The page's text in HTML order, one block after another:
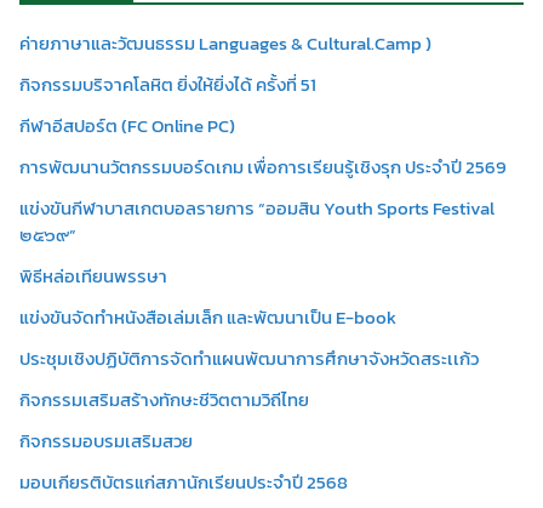
ค่ายภาษาและวัฒนธรรม Languages & Cultural.Camp )
กิจกรรมบริจาคโลหิต ยิ่งให้ยิ่งได้ ครั้งที่ 51
กีฬาอีสปอร์ต (FC Online PC)
การพัฒนานวัตกรรมบอร์ดเกม เพื่อการเรียนรู้เชิงรุก ประจำปี 2569
แข่งขันกีฬาบาสเกตบอลรายการ “ออมสิน Youth Sports Festival
๒๕๖๙”
พิธีหล่อเทียนพรรษา
แข่งขันจัดทำหนังสือเล่มเล็ก และพัฒนาเป็น E-book
ประชุมเชิงปฏิบัติการจัดทำแผนพัฒนาการศึกษาจังหวัดสระเเก้ว
กิจกรรมเสริมสร้างทักษะชีวิตตามวิถีไทย
กิจกรรมอบรมเสริมสวย
มอบเกียรติบัตรแก่สภานักเรียนประจำปี 2568